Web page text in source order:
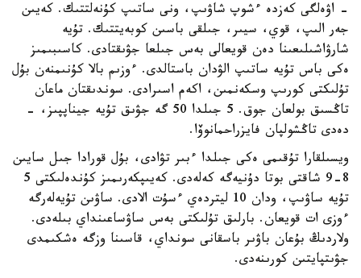
- اۋەلگى كەزدە ءشوپ شاۋىپ، ونى ساتىپ كۇنەلتتىك. كەيىن
جەر الىپ، قوي، سيىر، جىلقى باسىن كوبەيتتىك. تۇيە
شارۋاشىلىعىنا دەن قويعالى بەس جىلعا جۋىقتادى. كاسىبىمىز
ەكى باس تۇيە ساتىپ الۋدان باستالدى. ءوزىم بالا كۇنىمنەن بۇل
تۇلىكتى كورىپ وسكەنمىن، اكەم اسىرادى. سوندىقتان ماعان
تاڭسىق بولعان جوق. 5 جىلدا 50 گە جۋىق تۇيە جيناپپىز، -
دەدى تاڭشولپان فايزراحمانوۆا.
ويسىلقارا تۇقىمى ەكى جىلدا ءبىر تۋادى، بۇل قورادا جىل سايىن
8-9 شاقتى بوتا دۇنيەگە كەلەدى. كەيىپكەرىمىز كۇندەلىكتى 5
تۇيە ساۋىپ، ودان 10 ليتردەي ءسۇت الادى. ساۋىن تۇيەلەرگە
ءوزى ات قويعان. بارلىق تۇلىكتى بەس ساۋساعىنداي بىلەدى.
ولاردىڭ بۇعان باۋىر باسقانى سونداي، قاسىنا وزگە ەشكىمدى
جۋىتپايتىن كورىنەدى.